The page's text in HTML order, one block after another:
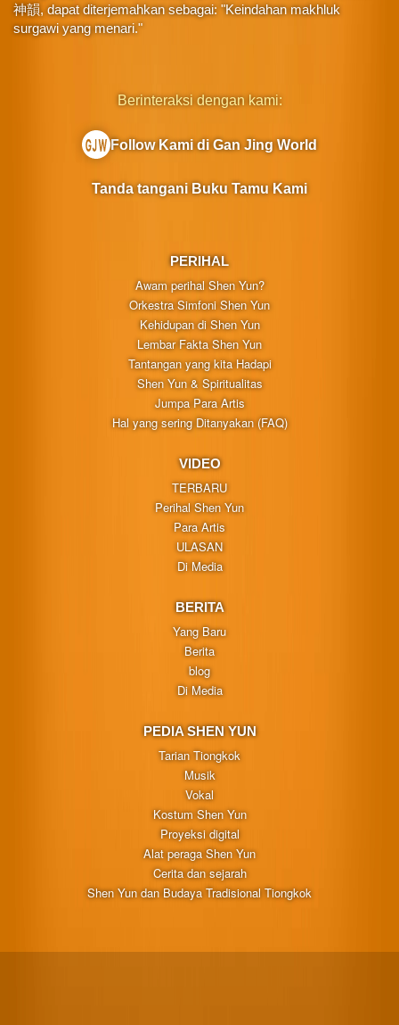
神韻, dapat diterjemahkan sebagai: "Keindahan makhluk
surgawi yang menari."
PERIHAL
Awam perihal Shen Yun?
Orkestra Simfoni Shen Yun
Kehidupan di Shen Yun
Lembar Fakta Shen Yun
Tantangan yang kita Hadapi
Shen Yun & Spiritualitas
Jumpa Para Artis
Hal yang sering Ditanyakan (FAQ)
VIDEO
TERBARU
Perihal Shen Yun
Para Artis
ULASAN
Di Media
BERITA
Yang Baru
Berita
blog
Di Media
PEDIA SHEN YUN
Tarian Tiongkok
Musik
Vokal
Kostum Shen Yun
Proyeksi digital
Alat peraga Shen Yun
Cerita dan sejarah
Shen Yun dan Budaya Tradisional Tiongkok
Berinteraksi dengan kami:
Follow Kami di Gan Jing World
Tanda tangani Buku Tamu Kami